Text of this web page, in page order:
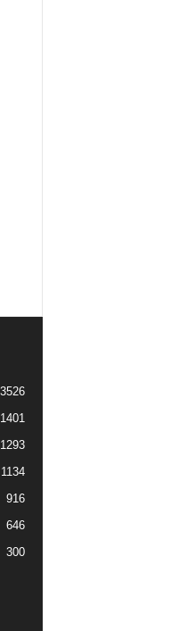
3526
1401
1293
1134
916
646
300